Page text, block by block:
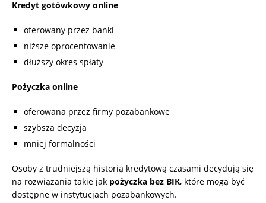
Kredyt gotówkowy online
oferowany przez banki
niższe oprocentowanie
dłuższy okres spłaty
Pożyczka online
oferowana przez firmy pozabankowe
szybsza decyzja
mniej formalności
Osoby z trudniejszą historią kredytową czasami decydują się
na rozwiązania takie jak pożyczka bez BIK, które mogą być
dostępne w instytucjach pozabankowych.